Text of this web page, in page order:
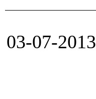
03-07-2013